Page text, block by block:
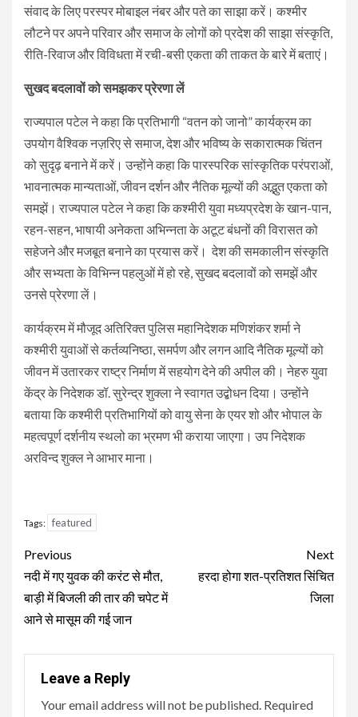
संवाद के लिए परस्पर मोबाइल नंबर और पते का साझा करें। कश्मीर
लौटने पर अपने परिवार और समाज के लोगों को प्रदेश की साझा संस्कृति,
रीति-रिवाज और विविधता में रची-बसी एकता की ताकत के बारे में बताएं।
सुखद बदलावों को समझकर प्रेरणा लें
राज्यपाल पटेल ने कहा कि प्रतिभागी “वतन को जानो” कार्यक्रम का
उपयोग वैश्विक नज़रिए से समाज, देश और भविष्य के सकारात्मक चिंतन
को सुदृढ़ बनाने में करें। उन्होंने कहा कि पारस्परिक सांस्कृतिक परंपराओं,
भावनात्मक मान्यताओं, जीवन दर्शन और नैतिक मूल्यों की अद्भुत एकता को
समझें। राज्यपाल पटेल ने कहा कि कश्मीरी युवा मध्यप्रदेश के खान-पान,
रहन-सहन, भाषायी अनेकता अभिन्नता के अटूट बंधनों की विरासत को
सहेजने और मजबूत बनाने का प्रयास करें। देश की समकालीन संस्कृति
और सभ्यता के विभिन्न पहलुओं में हो रहे, सुखद बदलावों को समझें और
उनसे प्रेरणा लें।
कार्यक्रम में मौजूद अतिरिक्त पुलिस महानिदेशक मणिशंकर शर्मा ने
कश्मीरी युवाओं से कर्तव्यनिष्ठा, समर्पण और लगन आदि नैतिक मूल्यों को
जीवन में उतारकर राष्ट्र निर्माण में सहयोग देने की अपील की। नेहरु युवा
केंद्र के निदेशक डॉ. सुरेन्द्र शुक्ला ने स्वागत उद्बोधन दिया। उन्होंने
बताया कि कश्मीरी प्रतिभागियों को वायु सेना के एयर शो और भोपाल के
महत्वपूर्ण दर्शनीय स्थलो का भ्रमण भी कराया जाएगा। उप निदेशक
अरविन्द शुक्ल ने आभार माना।
Tags: featured
Continue
Reading
Previous
नदी में गए युवक की करंट से मौत,
बाड़ी में बिजली की तार की चपेट में
आने से मासूम की गई जान
Next
हरदा होगा शत-प्रतिशत सिंचित
जिला
Leave a Reply
Your email address will not be published. Required